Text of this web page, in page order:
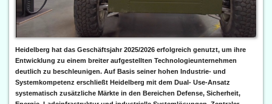
Heidelberg hat das Geschäftsjahr 2025/2026 erfolgreich genutzt, um ihre
Entwicklung zu einem breiter aufgestellten Technologieunternehmen
deutlich zu beschleunigen. Auf Basis seiner hohen Industrie- und
Systemkompetenz erschließt Heidelberg mit dem Dual- Use-Ansatz
systematisch zusätzliche Märkte in den Bereichen Defense, Sicherheit,